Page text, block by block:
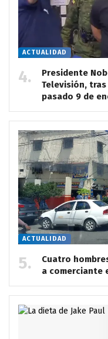
ACTUALIDAD
Presidente
Televisión,
pasado 9 de
ACTUALIDAD
Cuatro
a comerciante